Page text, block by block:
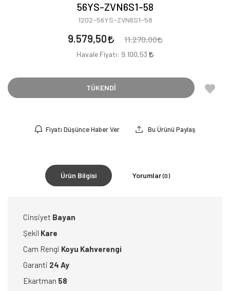
56YS-ZVN6S1-58
1202-56YS-ZVN6S1-58
9.579,50 11.270,00
Havale Fiyatı: 9.100,53
TÜKENDİ
Fiyatı Düşünce Haber Ver Bu Ürünü Paylaş
Ürün Bilgisi Yorumlar(0)
Cinsiyet Bayan
Şekil Kare
Cam Rengi Koyu Kahverengi
Garanti 24 Ay
Ekartman 58